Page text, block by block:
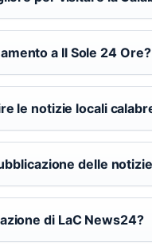
a Il Sole 24 Ore?
le notizie locali
delle
di LaC News24?